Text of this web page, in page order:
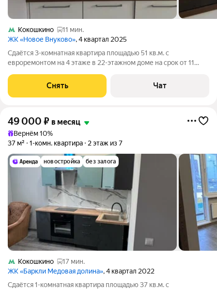
Кокошкино
11 мин.
ЖК «Новое Внуково», 4 квартал 2025
Сдаётся 3-комнатная квартира площадью 51 кв.м. с
евроремонтом на 4 этаже в 22-этажном доме на срок от 11
кирпичный. В подъезде 2 лифта - 1 грузовой и 1 пассажирский.
Коммунальные услуги по
Снять Чат
49 000 ₽ в месяц
Вернём 10%
37 м²
1-комн. квартира 2 этаж из 7
новостройка без залога
Кокошкино
17 мин.
ЖК «Баркли Медовая долина», 4 квартал 2022
Сдаётся 1-комнатная квартира площадью 37 кв.м. с